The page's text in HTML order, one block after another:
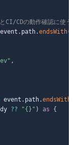
CI/CDの動作確認に使う
event . path.endsWith(
,
event . path.endsWith
?? "{}" ) as
{